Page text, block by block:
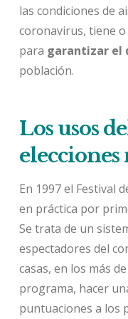
las condiciones de
coronavirus, tiene
para garantizar el
población.
Los usos
En 1997 el Festival
en práctica por
Se trata de un
espectadores del
casas, en los más
programa, hacer
puntuaciones a los